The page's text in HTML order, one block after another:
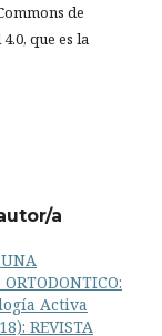
de
que es la
a
Activa
REVISTA